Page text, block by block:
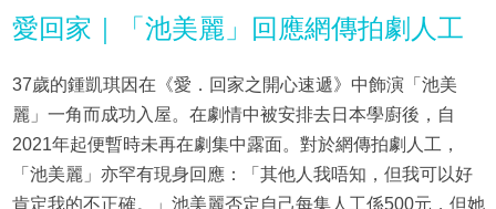
愛回家｜「池美麗」回應網傳拍劇人工
37歲的鍾凱琪因在《愛．回家之開心速遞》中飾演「池美
麗」一角而成功入屋。在劇情中被安排去日本學廚後，自
2021年起便暫時未再在劇集中露面。對於網傳拍劇人工，
「池美麗」亦罕有現身回應：「其他人我唔知，但我可以好
肯定我的不正確。」池美麗否定自己每集人工係500元，但她